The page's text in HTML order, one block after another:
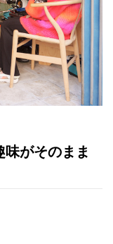
がそのまま